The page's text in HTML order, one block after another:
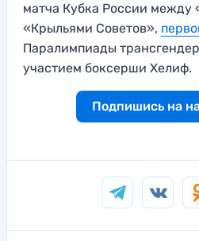
матча Кубка России между
«Крыльями Советов»,
Паралимпиады
участием боксерши Хелиф.
Подпишись на